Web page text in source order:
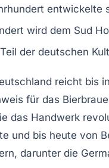
wird dem Sud
der deutschen
reicht bis
für das
das Handwerk
und bis heute von
darunter die